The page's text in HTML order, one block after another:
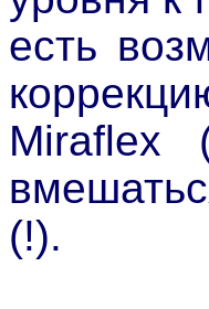
есть
Miraflex
(!).